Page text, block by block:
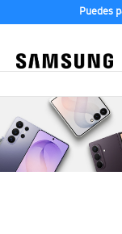
Puedes